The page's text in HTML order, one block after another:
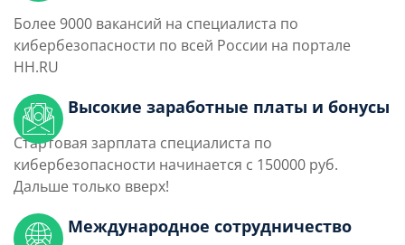
Более 9000 вакансий на специалиста по
кибербезопасности по всей России на портале
HH.RU
Высокие заработные платы и бонусы
Стартовая зарплата специалиста по
кибербезопасности начинается с 150000 руб.
Дальше только вверх!
Международное сотрудничество